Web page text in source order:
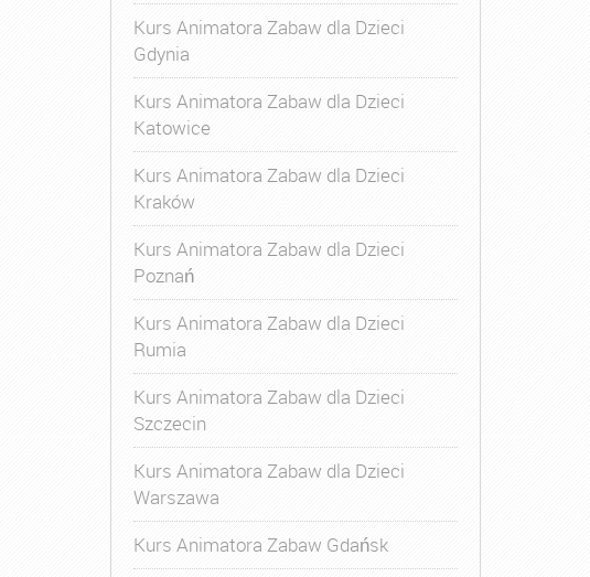
Kurs Animatora Zabaw dla Dzieci
Gdynia
Kurs Animatora Zabaw dla Dzieci
Katowice
Kurs Animatora Zabaw dla Dzieci
Kraków
Kurs Animatora Zabaw dla Dzieci
Poznań
Kurs Animatora Zabaw dla Dzieci
Rumia
Kurs Animatora Zabaw dla Dzieci
Szczecin
Kurs Animatora Zabaw dla Dzieci
Warszawa
Kurs Animatora Zabaw Gdańsk